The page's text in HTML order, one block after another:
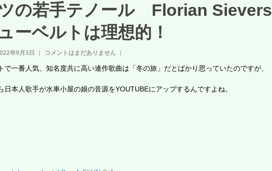
ツの若手テノール Florian Sievers
ーベルトは理想的！
年9月3日 コメントはまだありません
で一番人気、知名度共に高い連作歌曲は「冬の旅」だとばかり思っていたのですが、
日本人歌手が水車小屋の娘の音源をYOUTUBEにアップするんですよね。